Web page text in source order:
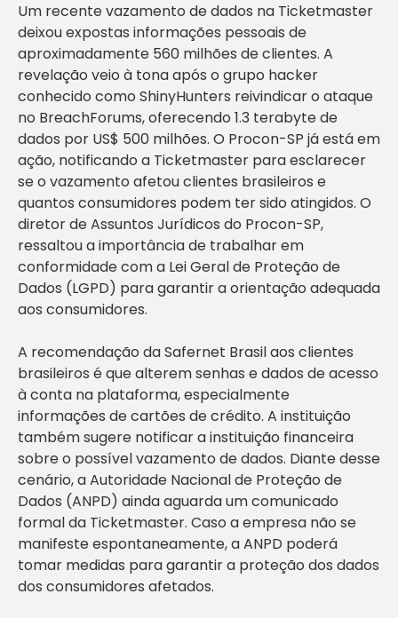
Um recente vazamento de dados na Ticketmaster
deixou expostas informações pessoais de
aproximadamente 560 milhões de clientes. A
revelação veio à tona após o grupo hacker
conhecido como ShinyHunters reivindicar o ataque
no BreachForums, oferecendo 1.3 terabyte de
dados por US$ 500 milhões. O Procon-SP já está em
ação, notificando a Ticketmaster para esclarecer
se o vazamento afetou clientes brasileiros e
quantos consumidores podem ter sido atingidos. O
diretor de Assuntos Jurídicos do Procon-SP,
ressaltou a importância de trabalhar em
conformidade com a Lei Geral de Proteção de
Dados (LGPD) para garantir a orientação adequada
aos consumidores.
A recomendação da Safernet Brasil aos clientes
brasileiros é que alterem senhas e dados de acesso
à conta na plataforma, especialmente
informações de cartões de crédito. A instituição
também sugere notificar a instituição financeira
sobre o possível vazamento de dados. Diante desse
cenário, a Autoridade Nacional de Proteção de
Dados (ANPD) ainda aguarda um comunicado
formal da Ticketmaster. Caso a empresa não se
manifeste espontaneamente, a ANPD poderá
tomar medidas para garantir a proteção dos dados
dos consumidores afetados.